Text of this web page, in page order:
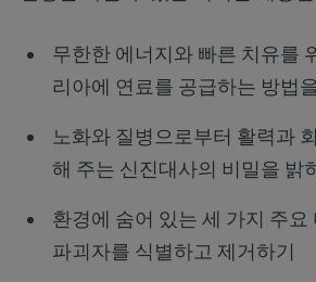
무한한 에너지와 빠른 치유를
리아에 연료를 공급하는 방법
노화와 질병으로부터 활력과
해 주는 신진대사의 비밀을 밝
환경에 숨어 있는 세 가지 주
파괴자를 식별하고 제거하기